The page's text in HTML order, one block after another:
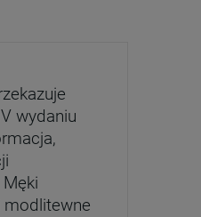
wydaniu
modlitewne